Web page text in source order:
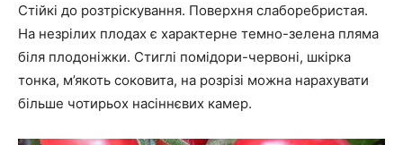
Стійкі до розтріскування. Поверхня слаборебристая.
На незрілих плодах є характерне темно-зелена пляма
біля плодоніжки. Стиглі помідори-червоні, шкірка
тонка, м’якоть соковита, на розрізі можна нарахувати
більше чотирьох насіннєвих камер.